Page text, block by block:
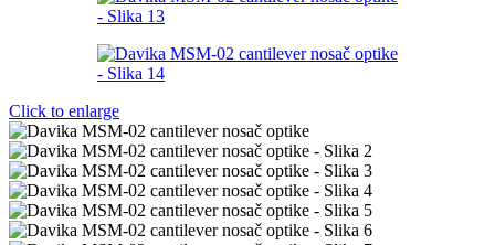
Click to enlarge